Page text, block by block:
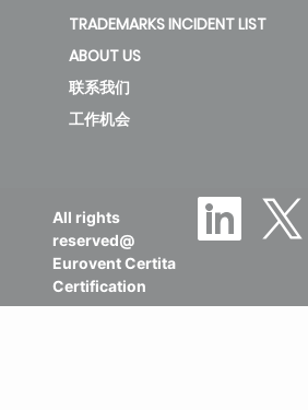
TRADEMARKS INCIDENT LIST
ABOUT US
联系我们
工作机会
All rights
reserved@
Eurovent Certita
Certification